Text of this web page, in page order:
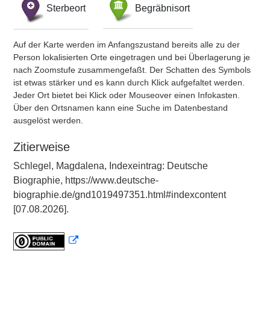
Sterbeort Begräbnisort
Auf der Karte werden im Anfangszustand bereits alle zu der
Person lokalisierten Orte eingetragen und bei Überlagerung je
nach Zoomstufe zusammengefaßt. Der Schatten des Symbols
ist etwas stärker und es kann durch Klick aufgefaltet werden.
Jeder Ort bietet bei Klick oder Mouseover einen Infokasten.
Über den Ortsnamen kann eine Suche im Datenbestand
ausgelöst werden.
Zitierweise
Schlegel, Magdalena, Indexeintrag: Deutsche
Biographie, https://www.deutsche-
biographie.de/gnd1019497351.html#indexcontent
[07.08.2026].